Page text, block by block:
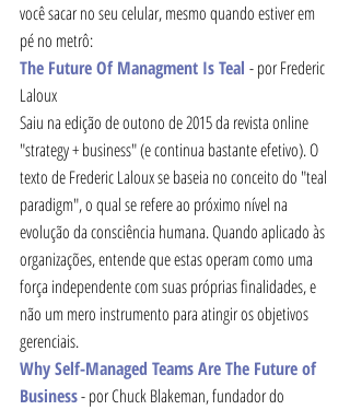
você sacar no seu celular, mesmo quando estiver em
pé no metrô:
The Future Of Managment Is Teal - por Frederic
Laloux
Saiu na edição de outono de 2015 da revista online
"strategy + business" (e continua bastante efetivo). O
texto de Frederic Laloux se baseia no conceito do "teal
paradigm", o qual se refere ao próximo nível na
evolução da consciência humana. Quando aplicado às
organizações, entende que estas operam como uma
força independente com suas próprias finalidades, e
não um mero instrumento para atingir os objetivos
gerenciais.
Why Self-Managed Teams Are The Future of
Business - por Chuck Blakeman, fundador do